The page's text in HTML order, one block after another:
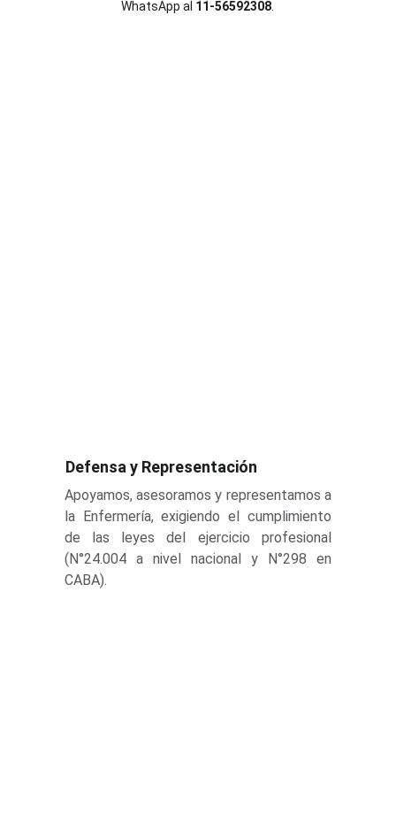
WhatsApp al 11-56592308
Defensa y Representación
Apoyamos, asesoramos y representamos a
la Enfermería, exigiendo el cumplimiento
de las leyes del ejercicio profesional
(N°24.004 a nivel nacional y N°298 en
CABA).